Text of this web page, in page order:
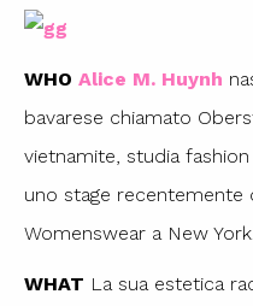
WHO Alice M. Huynh
bavarese chiamato
vietnamite, studia
uno stage recentemente
Womenswear a New York.
WHAT La sua estetica